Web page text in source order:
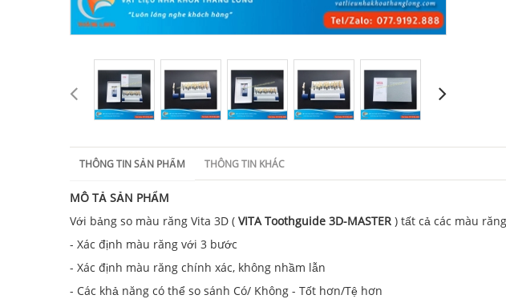
THÔNG TIN SẢN PHẨM THÔNG TIN KHÁC
MÔ TẢ SẢN PHẨM
Với bảng so màu răng Vita 3D ( VITA Toothguide 3D-MASTER ) tất cả các màu
- Xác định màu răng với 3 bước
- Xác định màu răng chính xác, không nhầm lẫn
- Các khả năng có thể so sánh Có/ Không - Tốt hơn/Tệ hơn